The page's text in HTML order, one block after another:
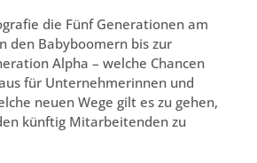
die Fünf Generationen am
den Babyboomern bis zur
Alpha – welche Chancen
für Unternehmerinnen und
neuen Wege gilt es zu gehen,
künftig Mitarbeitenden zu